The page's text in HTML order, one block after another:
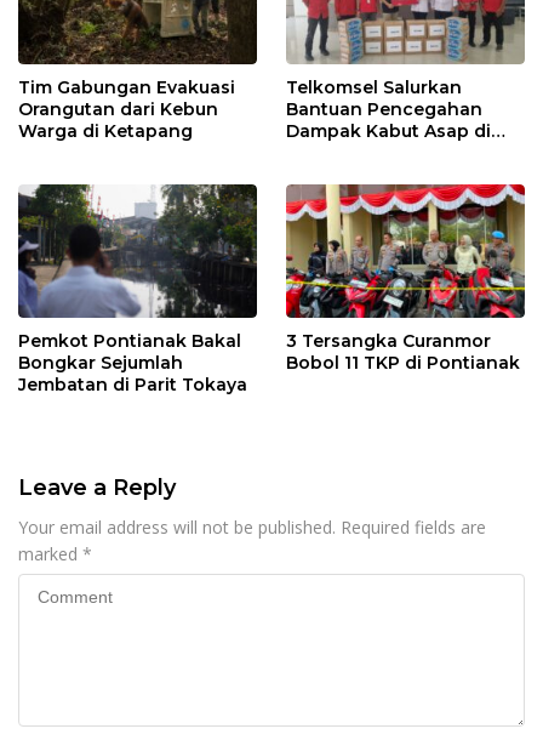
Tim Gabungan Evakuasi
Orangutan dari Kebun
Warga di Ketapang
Telkomsel Salurkan
Bantuan Pencegahan
Dampak Kabut Asap di
Pemkot Pontianak Bakal
Bongkar Sejumlah
Jembatan di Parit Tokaya
3 Tersangka Curanmor
Bobol 11 TKP di Pontianak
Leave a Reply
Your email address will not be published. Required fields are
marked *